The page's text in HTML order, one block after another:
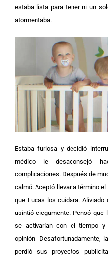
estaba lista para tener ni un
atormentaba.
Estaba furiosa y decidió
médico le desaconsejó
complicaciones. Después de
calmó. Aceptó llevar a término
que Lucas los cuidara.Aliviado
asintió ciegamente. Pensó que
se activarían con el tiempo y
opinión. Desafortunadamente,
perdió sus proyectos